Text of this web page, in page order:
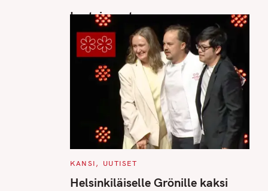
Luetuimmat
C
T
E
KANSI UUTISET
Helsinkiläiselle Grönille kaksi